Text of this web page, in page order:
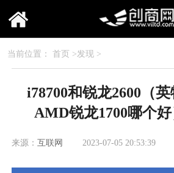
当前位置： 首页 >发现>
i78700和锐龙2600（
AMD锐龙1700哪个
来源： 互联网 2023-07-05 20:53:39